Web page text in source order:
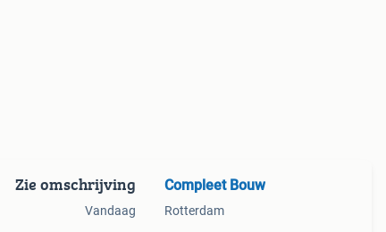
Zie omschrijving
Vandaag
Compleet Bouw
Rotterdam